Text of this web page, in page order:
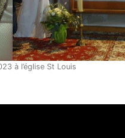
à l’église St Louis